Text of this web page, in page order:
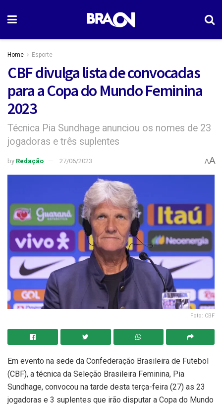
Home Esporte
CBF divulga lista de convocadas
para a Copa do Mundo Feminina
2023
Técnica Pia Sundhage anunciou os nomes de 23
jogadoras e três suplentes
by Redação 27/06/2023 AA
Foto: CBF
Em evento na sede da Confederação Brasileira de Futebol
(CBF), a técnica da Seleção Brasileira Feminina, Pia
Sundhage, convocou na tarde desta terça-feira (27) as 23
jogadoras e 3 suplentes que irão disputar a Copa do Mundo